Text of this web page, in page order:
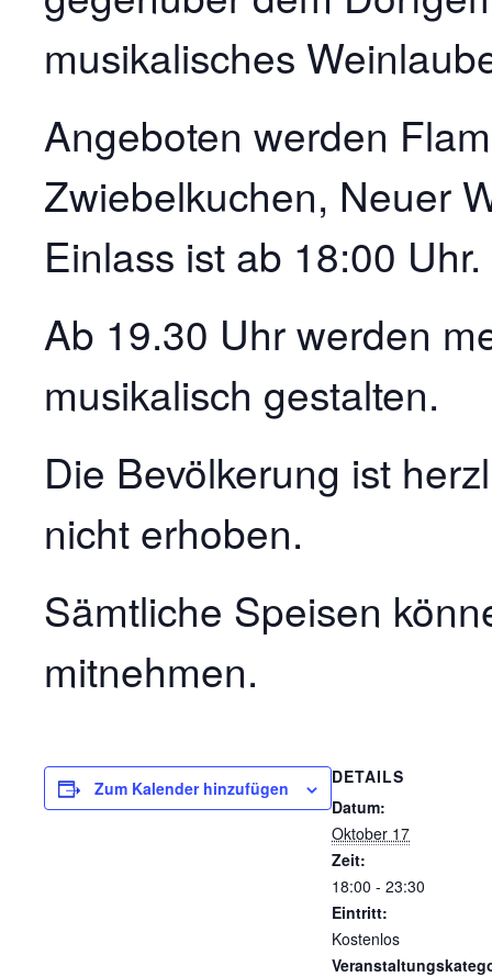
musikalisches
Angeboten werden
Zwiebelkuchen, Neuer
Einlass ist ab 18:00 Uhr.
Ab 19.30 Uhr werden
musikalisch gestalten.
Die Bevölkerung ist
nicht erhoben.
Sämtliche Speisen
mitnehmen.
Zum Kalender hinzufügen
DETAILS
Datum:
Oktober 17
Zeit:
18:00 - 23:30
Eintritt:
Kostenlos